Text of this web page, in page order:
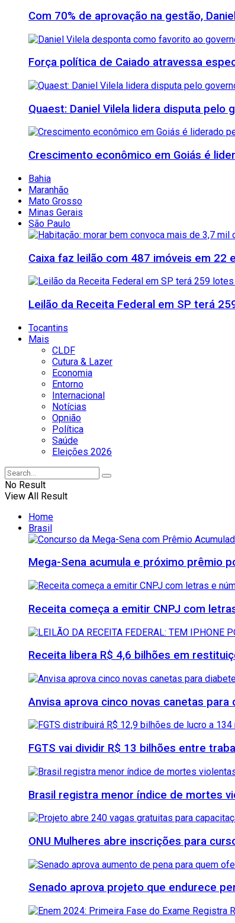
Com 70% de aprovação na gestão,
Força política de Caiado atravessa
Quaest: Daniel Vilela lidera disputa pelo
Crescimento econômico em Goiás é
Bahia
Maranhão
Mato Grosso
Minas Gerais
São Paulo
Caixa faz leilão com 487 imóveis em 22
Leilão da Receita Federal em SP terá
Tocantins
Mais
CLDF
Cutura & Lazer
Economia
Entorno
Internacional
Notícias
Opnião
Política
Saúde
Eleições 2026
No Result
View All Result
Home
Brasil
Mega-Sena acumula e próximo prêmio
Receita começa a emitir CNPJ com
Receita libera R$ 4,6 bilhões em
Anvisa aprova cinco novas canetas
FGTS vai dividir R$ 13 bilhões entre
Brasil registra menor índice de mortes
ONU Mulheres abre inscrições para
Senado aprova projeto que endurece